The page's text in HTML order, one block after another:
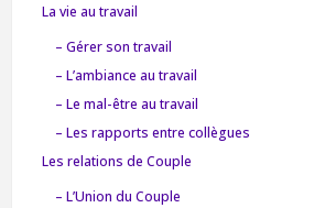
La vie au travail
– Gérer son travail
– L’ambiance au travail
– Le mal-être au travail
– Les rapports entre collègues
Les relations de Couple
– L’Union du Couple